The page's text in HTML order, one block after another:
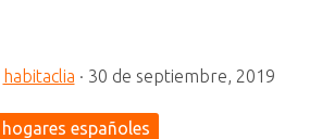
habitaclia · 30 de septiembre, 2019
hogares españoles